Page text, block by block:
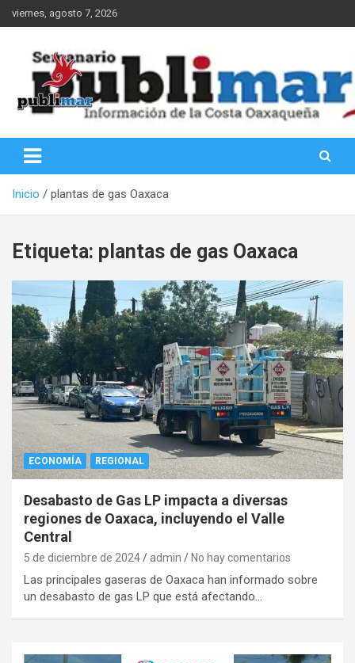
Saltar
al
viernes, agosto 7, 2026
PubliMar
Inicio plantas de gas Oaxaca
Etiqueta: plantas de gas Oaxaca
ECONOMÍA REGIONAL
Desabasto de Gas LP impacta a diversas
regiones de Oaxaca, incluyendo el Valle
Central
5 de diciembre de 2024 admin No hay comentarios
Las principales gaseras de Oaxaca han informado sobre
un desabasto de gas LP que está afectando…